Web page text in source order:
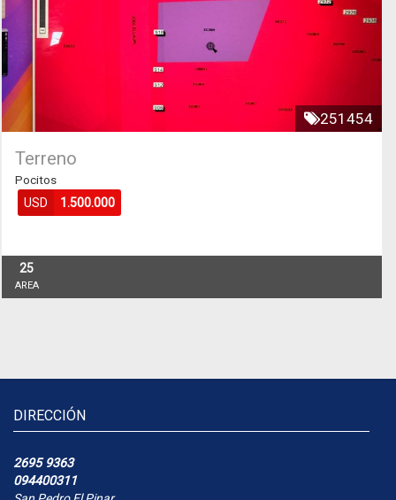
251454
Terreno
Pocitos
USD 1.500.000
25
AREA
DIRECCIÓN
2695 9363
094400311